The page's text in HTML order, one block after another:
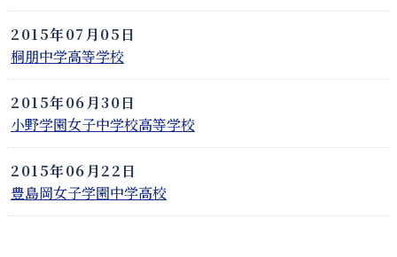
2015年07月05日
桐朋中学高等学校
2015年06月30日
小野学園女子中学校高等学校
2015年06月22日
豊島岡女子学園中学高校